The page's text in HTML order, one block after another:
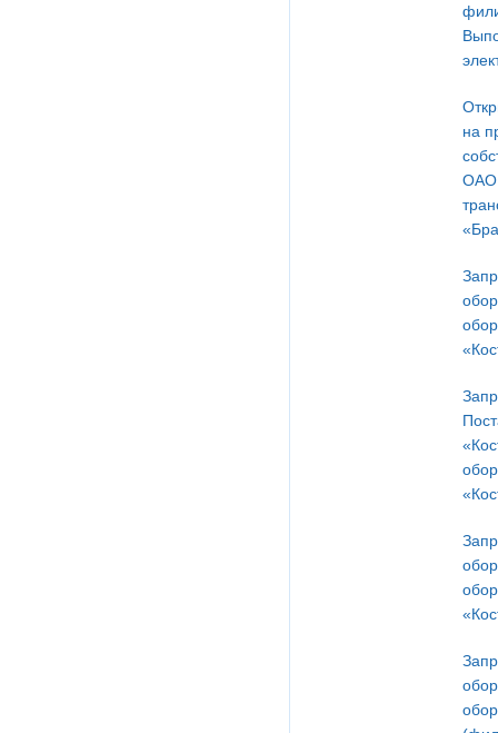
на
ОАО